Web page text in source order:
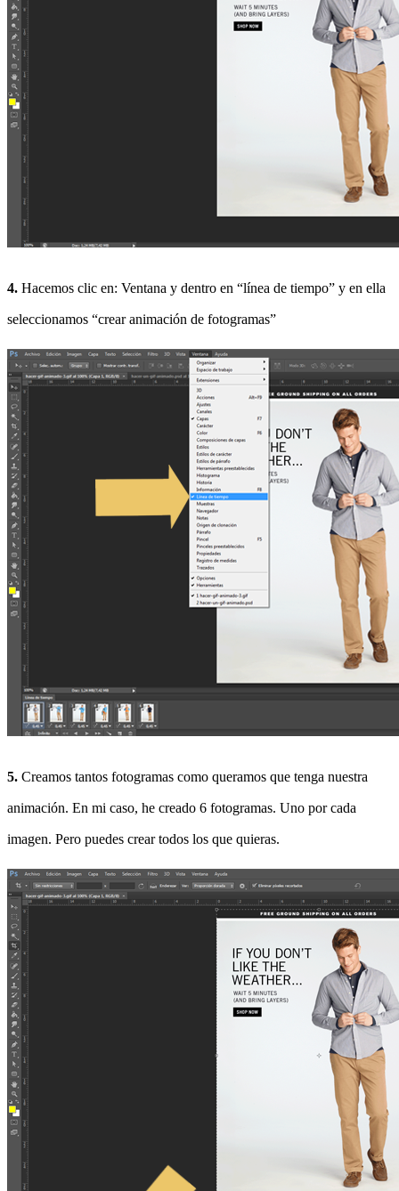
4. Hacemos clic en: Ventana y dentro en “línea de tiempo” y en ella
seleccionamos “crear animación de fotogramas”
5. Creamos tantos fotogramas como queramos que tenga nuestra
animación. En mi caso, he creado 6 fotogramas. Uno por cada
imagen. Pero puedes crear todos los que quieras.